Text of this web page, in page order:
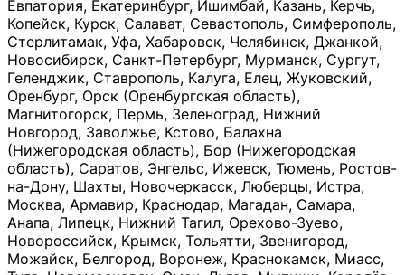
Евпатория, Екатеринбург, Ишимбай, Казань, Керчь,
Копейск, Курск, Салават, Севастополь, Симферополь,
Стерлитамак, Уфа, Хабаровск, Челябинск, Джанкой,
Новосибирск, Санкт-Петербург, Мурманск, Сургут,
Геленджик, Ставрополь, Калуга, Елец, Жуковский,
Оренбург, Орск (Оренбургская область),
Магнитогорск, Пермь, Зеленоград, Нижний
Новгород, Заволжье, Кстово, Балахна
(Нижегородская область), Бор (Нижегородская
область), Саратов, Энгельс, Ижевск, Тюмень, Ростов-
на-Дону, Шахты, Новочеркасск, Люберцы, Истра,
Москва, Армавир, Краснодар, Магадан, Самара,
Анапа, Липецк, Нижний Тагил, Орехово-Зуево,
Новороссийск, Крымск, Тольятти, Звенигород,
Можайск, Белгород, Воронеж, Краснокамск, Миасс,